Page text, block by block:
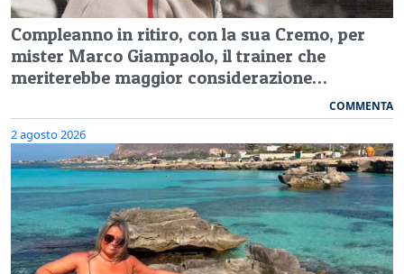
Compleanno in ritiro, con la sua Cremo, per
mister Marco Giampaolo, il trainer che
meriterebbe maggior considerazione…
COMMENTA
2 agosto 2026